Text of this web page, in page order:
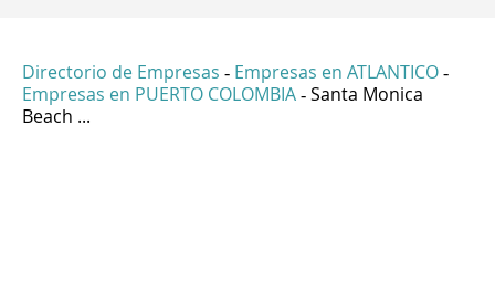
Directorio de Empresas - Empresas en ATLANTICO -
Empresas en PUERTO COLOMBIA - Santa Monica
Beach ...